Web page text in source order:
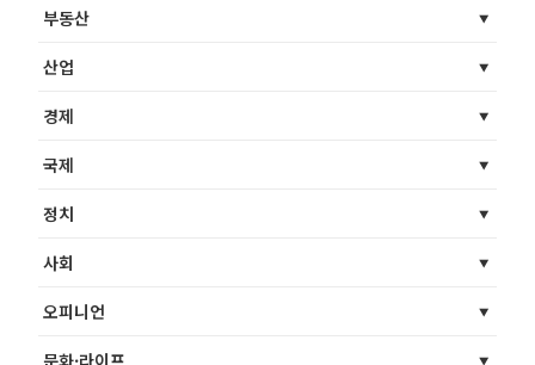
부동산
산업
경제
국제
정치
사회
오피니언
문화·라이프